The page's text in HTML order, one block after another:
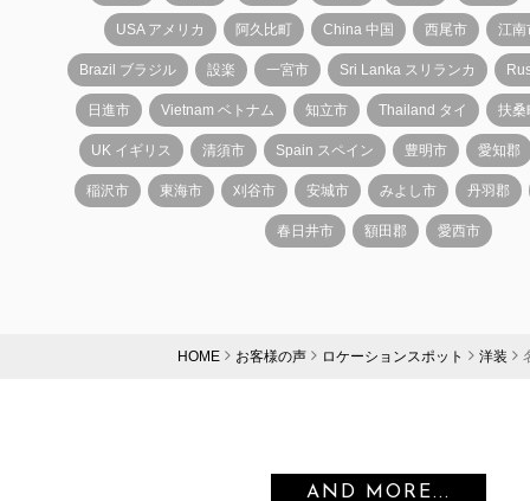
USA アメリカ 阿久比町 China 中国 西尾市 江南
Brazil ブラジル 設楽 一宮市 Sri Lanka スリランカ
日進市 Vietnam ベトナム 知立市 Thailand タイ 扶桑
UK イギリス 清須市 Spain スペイン 豊明市 愛知郡
稲沢市 東海市 刈谷市 安城市 みよし市 丹羽郡
春日井市 額田郡 愛西市
HOME お客様の声 ロケーションスポット 洋装
AND MORE...